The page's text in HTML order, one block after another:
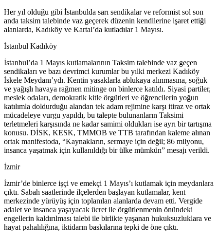
Her yıl olduğu gibi İstanbulda sarı sendikalar ve reformist sol son
anda taksim talebinde vaz geçerek düzenin kendilerine işaret ettiği
alanlarda, Kadıköy ve Kartal’da kutladılar 1 Mayısı.
İstanbul Kadıköy
İstanbul’da 1 Mayıs kutlamalarının Taksim talebinde vaz geçen
sendikaları ve bazı devrimci kurumlar bu yılki merkezi Kadıköy
İskele Meydanı’ydı. Kentin yasaklarla ablukaya alınmasına, soğuk
ve yağışlı havaya rağmen mitinge on binlerce katıldı. Siyasi partiler,
meslek odaları, demokratik kitle örgütleri ve öğrencilerin yoğun
katılımla doldurduğu alandan tek adam rejimine karşı itiraz ve ortak
mücadeleye vurgu yapıldı, bu talepte bulunanların Taksimi
terletmeleri karşısında ne kadar samimi oldukları ise ayrı bir tartışma
konusu. DİSK, KESK, TMMOB ve TTB tarafından kaleme alınan
ortak manifestoda, “Kaynakların, sermaye için değil; 86 milyonu,
insanca yaşatmak için kullanıldığı bir ülke mümkün” mesajı verildi.
İzmir
İzmir’de binlerce işçi ve emekçi 1 Mayıs’ı kutlamak için meydanlara
çıktı. Sabah saatlerinde ilçelerden başlayan kutlamalar, kent
merkezinde yürüyüş için toplanılan alanlarda devam etti. Vergide
adalet ve insanca yaşayacak ücret ile örgütlenmenin önündeki
engellerin kaldırılması talebi ile birlikte yaşanan hukuksuzluklara ve
hayat pahalılığına, iktidarın baskılarına tepki de öne çıktı.